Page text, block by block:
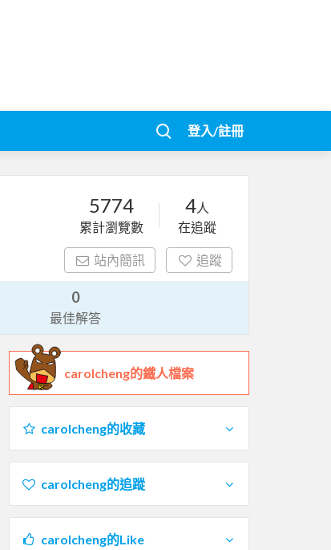
登入/註冊
5774
累計瀏覽數
4人
在追蹤
站內簡訊 追蹤
0
最佳解答
carolcheng的鐵人檔案
carolcheng的收藏
carolcheng的追蹤
carolcheng的Like